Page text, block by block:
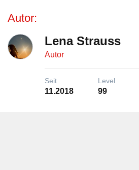
Autor:
Lena Strauss
Autor
Seit
11.2018
Level
99